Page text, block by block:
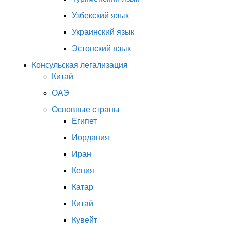
Узбекский язык
Украинский язык
Эстонский язык
Консульская легализация
Китай
ОАЭ
Основные страны
Египет
Иордания
Иран
Кения
Катар
Китай
Кувейт